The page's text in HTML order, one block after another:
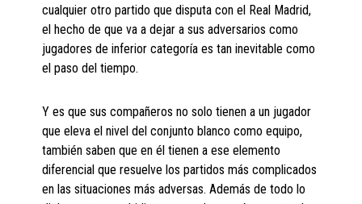
cualquier otro partido que disputa con el Real Madrid,
el hecho de que va a dejar a sus adversarios como
jugadores de inferior categoría es tan inevitable como
el paso del tiempo.
Y es que sus compañeros no solo tienen a un jugador
que eleva el nivel del conjunto blanco como equipo,
también saben que en él tienen a ese elemento
diferencial que resuelve los partidos más complicados
en las situaciones más adversas. Además de todo lo